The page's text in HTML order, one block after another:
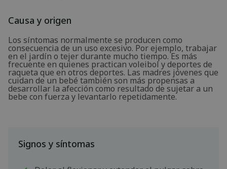
Causa y origen
Los síntomas normalmente se producen como
consecuencia de un uso excesivo. Por ejemplo, trabajar
en el jardín o tejer durante mucho tiempo. Es más
frecuente en quienes practican voleibol y deportes de
raqueta que en otros deportes. Las madres jóvenes que
cuidan de un bebé también son más propensas a
desarrollar la afección como resultado de sujetar a un
bebe con fuerza y levantarlo repetidamente.
Signos y síntomas